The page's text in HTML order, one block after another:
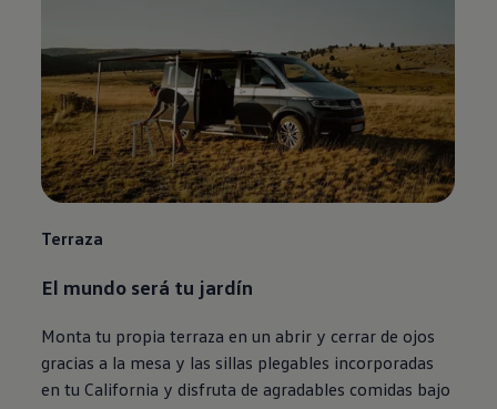
Terraza
El mundo será tu jardín
Monta tu propia terraza en un abrir y cerrar de ojos
gracias a la mesa y las sillas plegables incorporadas
en tu California y disfruta de agradables comidas bajo